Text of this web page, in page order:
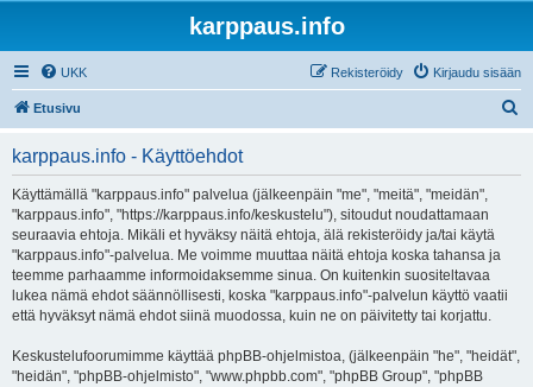
karppaus.info
UKK Kirjaudu sisään
Rekisteröidy
Etusivu
karppaus.info - Käyttöehdot
Käyttämällä "karppaus.info" palvelua (jälkeenpäin "me", "meitä", "meidän",
"karppaus.info", "https://karppaus.info/keskustelu"), sitoudut noudattamaan
seuraavia ehtoja. Mikäli et hyväksy näitä ehtoja, älä rekisteröidy ja/tai käytä
"karppaus.info"-palvelua. Me voimme muuttaa näitä ehtoja koska tahansa ja
teemme parhaamme informoidaksemme sinua. On kuitenkin suositeltavaa
lukea nämä ehdot säännöllisesti, koska "karppaus.info"-palvelun käyttö vaatii
että hyväksyt nämä ehdot siinä muodossa, kuin ne on päivitetty tai korjattu.
Keskustelufoorumimme käyttää phpBB-ohjelmistoa, (jälkeenpäin "he", "heidät",
"heidän", "phpBB-ohjelmisto", "www.phpbb.com", "phpBB Group", "phpBB